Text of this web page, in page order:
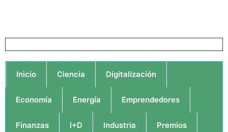
Inicio Ciencia Digitalización
Economía Energía Emprendedores
Finanzas I+D Industria Premios